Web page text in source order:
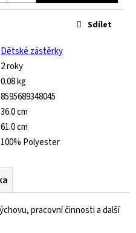
Dětské zástěrky
2 roky
0.08 kg
8595689348045
36.0 cm
61.0 cm
100% Polyester
Sdílet
pracovní činnosti a další